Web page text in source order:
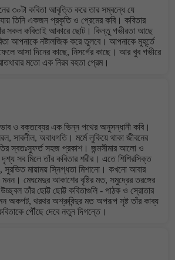
৩০টা কবিতা আবৃত্তি করে তার সম্বন্ধে যে
তিনি একজন প্রকৃতি ও প্রেমের কবি। কবিতার
তাঁর সকল কবিতাই আকারে ছোট। কিন্তু গভীরতা আছে
আপনাকে নষ্টালজিক করে তুলবে। আপনাকে মুহূর্তে
আসা দিনের কাছে, নিসর্গের কাছে। আর খুব গভীরে
মতো এক নিরব বহতা প্রেম।
ভাব ও বক্তব্যের এক ভিন্ন পথের অনুসন্ধানী কবি।
সাবলীল, অবাধগতি। মর্মে লুকিয়ে থাকা জীবনের
স্বতঃস্ফুর্ত সহজ প্রকাশ। জন্মসীমার আলো ও
দৃশ্য সব মিলে তাঁর কবিতার শরীর। এতে শিশিরসিক্ত
সুরভিত মায়াময় স্নিগ্ধতা মিশানো। কখনো আবার
মেঘমেদুর আকাশের বৃষ্টির মত, সমুদ্রের তরঙ্গের
তাঁর ছোট্ট ছোট্ট কবিতাগুলি - পাঠক ও স্রোতার
অকপট, থরথর অশ্রুবিন্দুর মত অপরূপ সৃষ্ট তাঁর কাব্য
পৌঁছে দেবে নতুন দিগন্তে।